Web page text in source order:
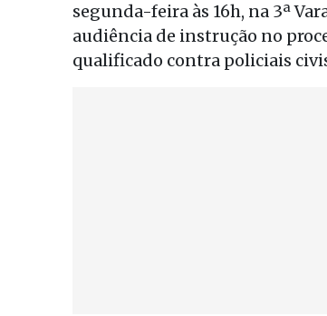
segunda-feira às 16h, na 3ª
audiência de instrução no
qualificado contra policiais